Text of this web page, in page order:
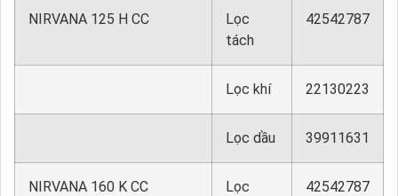
NIRVANA 125 H CC
Lọc
tách
42542787
Lọc khí 22130223
Lọc dầu 39911631
NIRVANA 160 K CC
Lọc
42542787